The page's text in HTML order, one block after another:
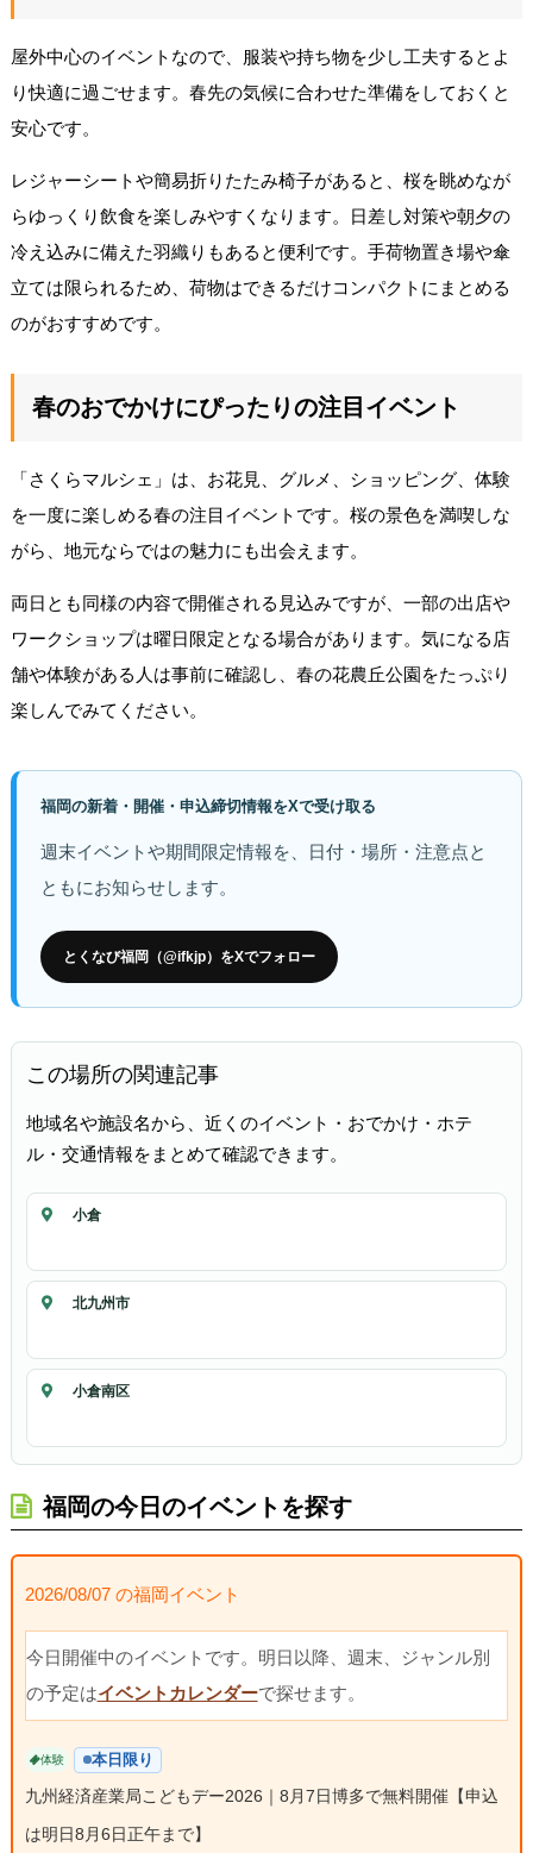
屋外中心のイベントなので、服装や持ち物を少し工夫するとよ
り快適に過ごせます。春先の気候に合わせた準備をしておくと
安心です。
レジャーシートや簡易折りたたみ椅子があると、桜を眺めなが
らゆっくり飲食を楽しみやすくなります。日差し対策や朝夕の
冷え込みに備えた羽織りもあると便利です。手荷物置き場や傘
立ては限られるため、荷物はできるだけコンパクトにまとめる
のがおすすめです。
春のおでかけにぴったりの注目イベント
「さくらマルシェ」は、お花見、グルメ、ショッピング、体験
を一度に楽しめる春の注目イベントです。桜の景色を満喫しな
がら、地元ならではの魅力にも出会えます。
両日とも同様の内容で開催される見込みですが、一部の出店や
ワークショップは曜日限定となる場合があります。気になる店
舗や体験がある人は事前に確認し、春の花農丘公園をたっぷり
楽しんでみてください。
福岡の新着・開催・申込締切情報をXで受け取る
週末イベントや期間限定情報を、日付・場所・注意点と
ともにお知らせします。
とくなび福岡（@ifkjp）をXでフォロー
この場所の関連記事
地域名や施設名から、近くのイベント・おでかけ・ホテ
ル・交通情報をまとめて確認できます。
小倉
北九州市
小倉南区
福岡の今日のイベントを探す
2026/08/07 の福岡イベント
今日開催中のイベントです。明日以降、週末、ジャンル別
の予定はイベントカレンダーで探せます。
体験 本日限り
九州経済産業局こどもデー2026｜8月7日博多で無料開催【申込
は明日8月6日正午まで】